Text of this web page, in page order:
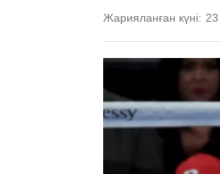
Жарияланған күні: